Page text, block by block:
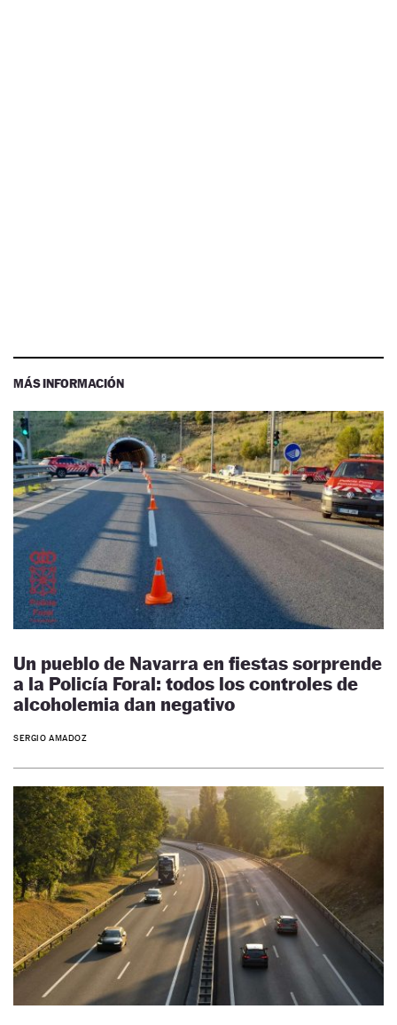
MÁS INFORMACIÓN
Un pueblo de Navarra en fiestas sorprende
a la Policía Foral: todos los controles de
alcoholemia dan negativo
SERGIO AMADOZ